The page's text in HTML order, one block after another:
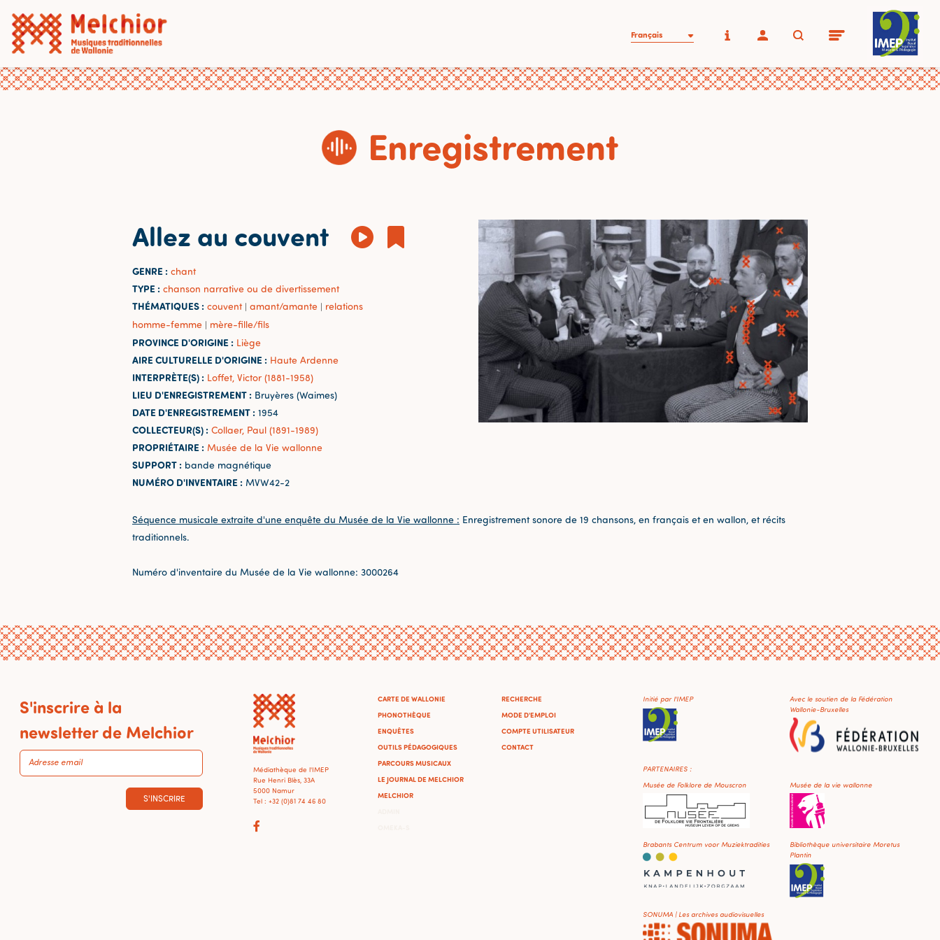
Français
Enregistrement
Allez au couvent
GENRE : chant
TYPE : chanson narrative ou de divertissement
THÉMATIQUES : couvent | amant/amante | relations
homme-femme | mère-fille/fils
PROVINCE D'ORIGINE : Liège
AIRE CULTURELLE D'ORIGINE : Haute Ardenne
INTERPRÈTE(S) : Loffet, Victor (1881-1958)
LIEU D'ENREGISTREMENT : Bruyères (Waimes)
DATE D'ENREGISTREMENT : 1954
COLLECTEUR(S) : Collaer, Paul (1891-1989)
PROPRIÉTAIRE : Musée de la Vie wallonne
SUPPORT : bande magnétique
NUMÉRO D'INVENTAIRE : MVW42-2
Séquence musicale extraite d'une enquête du Musée de la Vie wallonne : Enregistrement sonore de 19 chansons, en français et en wallon, et récits
traditionnels.
Numéro d'inventaire du Musée de la Vie wallonne: 3000264
S'inscrire à la
newsletter de Melchior
S'INSCRIRE
Médiathèque de l'IMEP
Rue Henri Blès, 33A
5000 Namur
Tel : +32 (0)81 74 46 80
CARTE DE WALLONIE
PHONOTHÈQUE
ENQUÊTES
OUTILS PÉDAGOGIQUES
PARCOURS MUSICAUX
LE JOURNAL DE MELCHIOR
MELCHIOR
RECHERCHE
MODE D'EMPLOI
COMPTE UTILISATEUR
CONTACT
Initié par l'IMEP
Avec le soutien de la Fédération
Wallonie-Bruxelles
PARTENAIRES :
Musée de Folklore de Mouscron
Musée de la vie wallonne
Brabants Centrum voor Muziektradities
Bibliothèque universitaire Moretus
Plantin
SONUMA | Les archives audiovisuelles